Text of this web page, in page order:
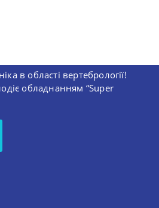
в області вертебрології!
обладнанням “Super